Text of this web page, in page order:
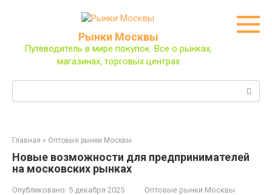
Рынки Москвы
Путеводитель в мире покупок. Все о рынках,
магазинах, торговых центрах
Главная » Оптовые рынки Москвы
Новые возможности для предпринимателей
на московских рынках
Опубликовано: 5 декабря 2025
Оптовые рынки Москвы